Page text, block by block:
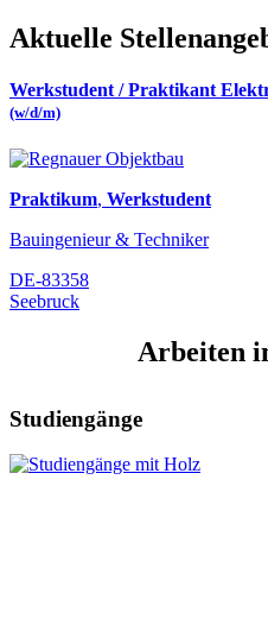
Aktuelle
Werkstudent / Praktikant
(w/d/m)
Praktikum, Werkstudent
Bauingenieur & Techniker
DE-83358
Seebruck
Arbeiten
Studiengänge